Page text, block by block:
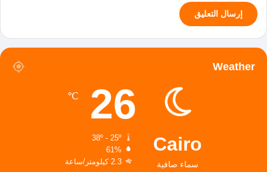
Weather
Cairo
سماء صافية
26
℃
61%
2.3 كيلومتر/ساعة